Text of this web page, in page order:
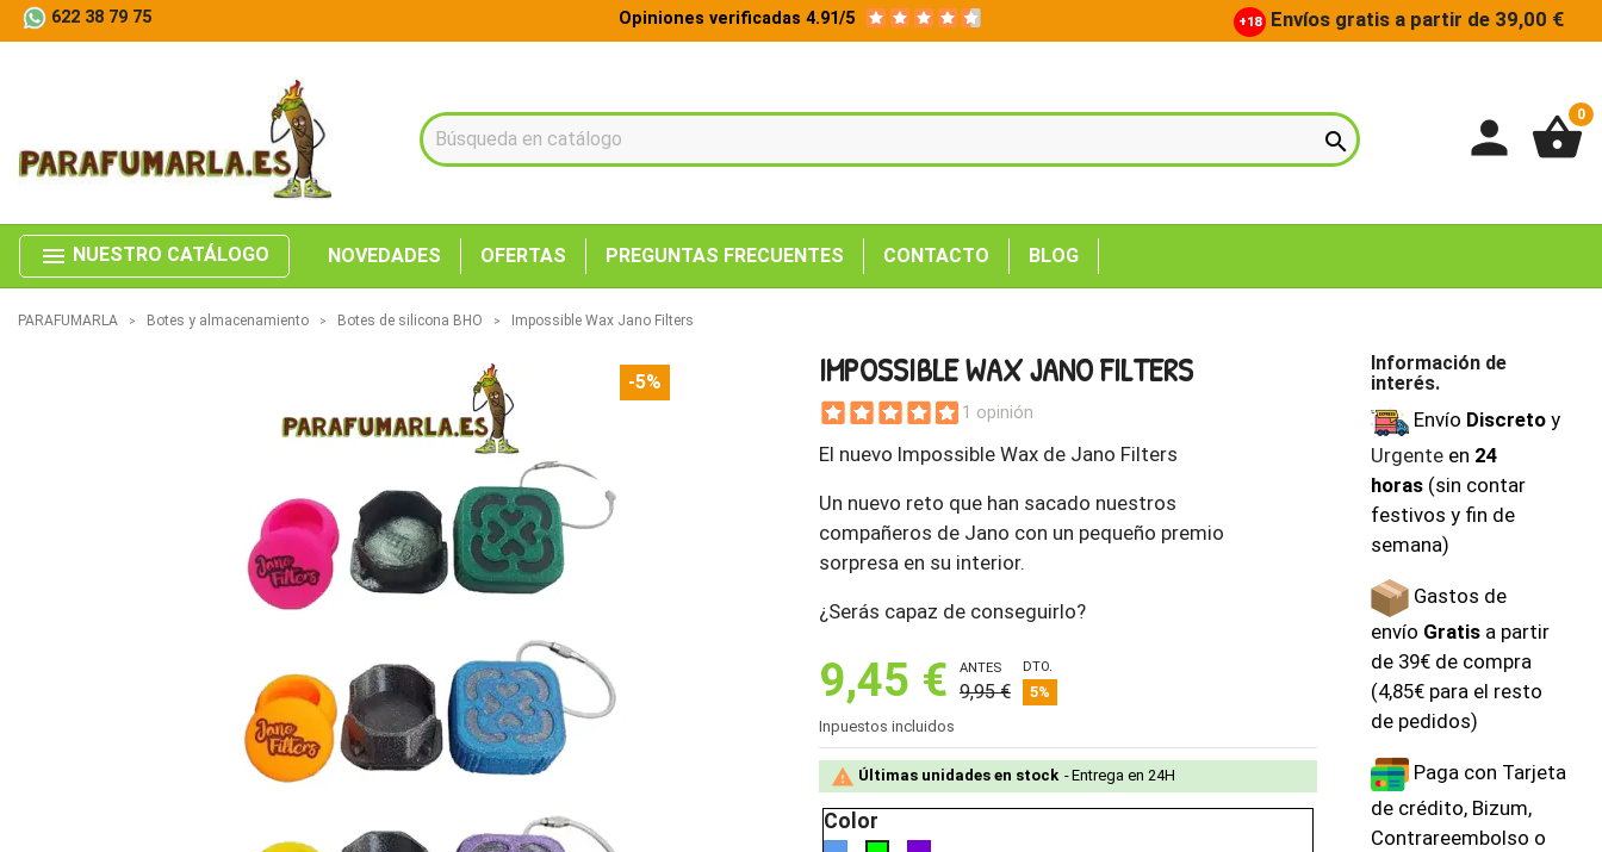
622 38 79 75 Opiniones verificadas 4.91/5 +18 Envíos gratis a partir de 39,00 €
 person shopping_basket
0
menu NUESTRO CATÁLOGO NOVEDADES OFERTAS PREGUNTAS FRECUENTES CONTACTO BLOG
PARAFUMARLA Botes y almacenamiento Botes de silicona BHO Impossible Wax Jano Filters
-5% IMPOSSIBLE WAX JANO FILTERS
1 opinión
El nuevo Impossible Wax de Jano Filters
Un nuevo reto que han sacado nuestros
compañeros de Jano con un pequeño premio
sorpresa en su interior.
¿Serás capaz de conseguirlo?
9,45 € ANTES
9,95 €
DTO.
5%
Inpuestos incluidos
 Últimas unidades en stock Entrega en 24H
Color
Información de
interés.
Envío Discretoy
Urgenteen 24
horas(sin contar
festivos y fin de
semana)
Gastos de
envío Gratisa partir
de 39€ de compra
(4,85€ para el resto
de pedidos)
Paga con Tarjeta
de crédito, Bizum,
Contrareembolso o